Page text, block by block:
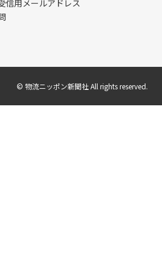
信用メールアドレス
© 物流ニッポン新聞社 All rights reserved.